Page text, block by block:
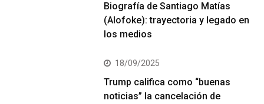
Biografía de Santiago Matías
(Alofoke): trayectoria y legado en
los medios
18/09/2025
Trump califica como “buenas
noticias” la cancelación de